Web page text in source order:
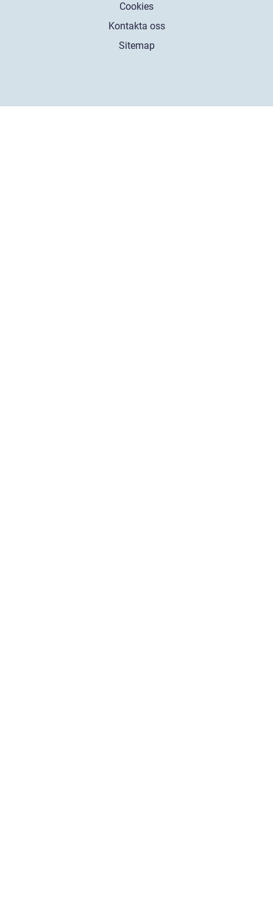
Cookies
Kontakta oss
Sitemap